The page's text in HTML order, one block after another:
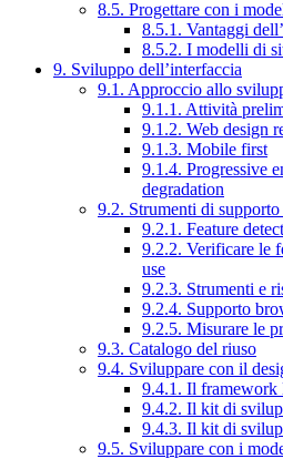
8.5. Progettare con i
8.5.1. Vantaggi
8.5.2. I modelli di
9. Sviluppo dell’interfaccia
9.1. Approccio allo
9.1.1. Attività
9.1.2. Web design
9.1.3. Mobile first
9.1.4. Progressive
degradation
9.2. Strumenti di
9.2.1. Feature
9.2.2. Verificare le
use
9.2.3. Strumenti e
9.2.4. Supporto
9.2.5. Misurare le
9.3. Catalogo del riuso
9.4. Sviluppare con il
9.4.1. Il framework
9.4.2. Il kit di
9.4.3. Il kit di
9.5. Sviluppare con i